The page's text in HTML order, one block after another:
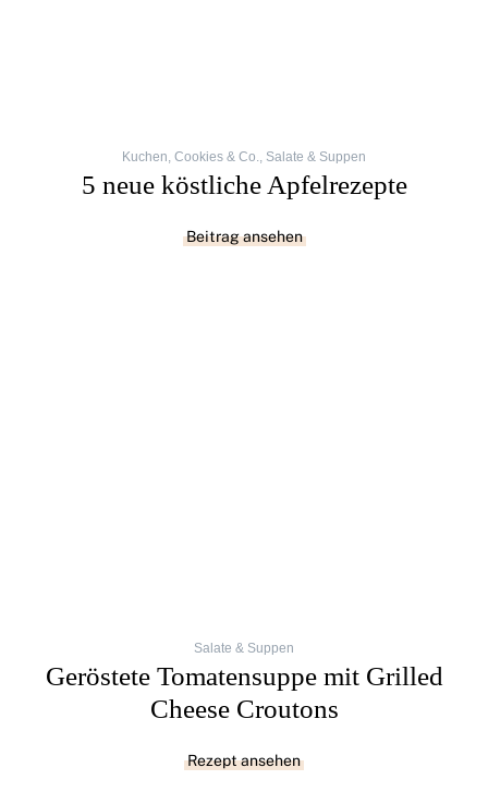
Kuchen, Cookies & Co., Salate & Suppen
5 neue köstliche Apfelrezepte
Beitrag ansehen
Salate & Suppen
Geröstete Tomatensuppe mit Grilled
Cheese Croutons
Rezept ansehen